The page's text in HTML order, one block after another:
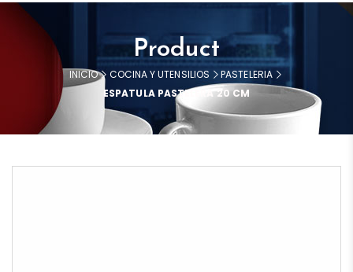
Product
INICIO COCINA Y UTENSILIOS
PASTELERIA
ESPATULA PASTELERA 20 CM